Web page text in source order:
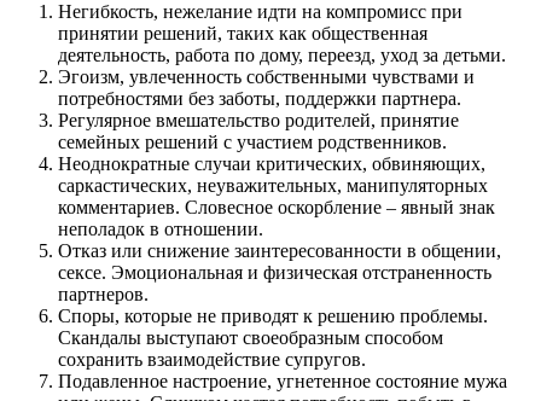
Негибкость, нежелание идти на компромисс при
принятии решений, таких как общественная
деятельность, работа по дому, переезд, уход за детьми.
Эгоизм, увлеченность собственными чувствами и
потребностями без заботы, поддержки партнера.
Регулярное вмешательство родителей, принятие
семейных решений с участием родственников.
Неоднократные случаи критических, обвиняющих,
саркастических, неуважительных, манипуляторных
комментариев. Словесное оскорбление – явный знак
неполадок в отношении.
Отказ или снижение заинтересованности в общении,
сексе. Эмоциональная и физическая отстраненность
партнеров.
Споры, которые не приводят к решению проблемы.
Скандалы выступают своеобразным способом
сохранить взаимодействие супругов.
Подавленное настроение, угнетенное состояние мужа